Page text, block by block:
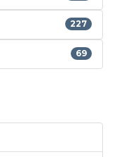
227
69